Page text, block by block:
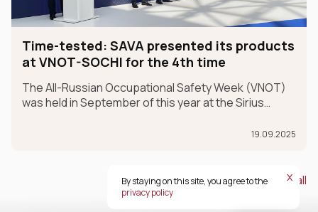
Time-tested: SAVA presented its products
at VNOT-SOCHI for the 4th time
The All-Russian Occupational Safety Week (VNOT)
was held in September of this year at the Sirius
the event celebrated its 10th anniversary. SAVA19.09.2025
View all
By staying on this site, you agree to the
privacy policy
х